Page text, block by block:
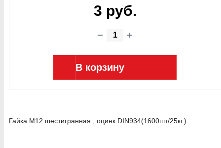
3 руб.
В корзину
Гайка М12 шестигранная , оцинк DIN934(1600шт/25кг.)